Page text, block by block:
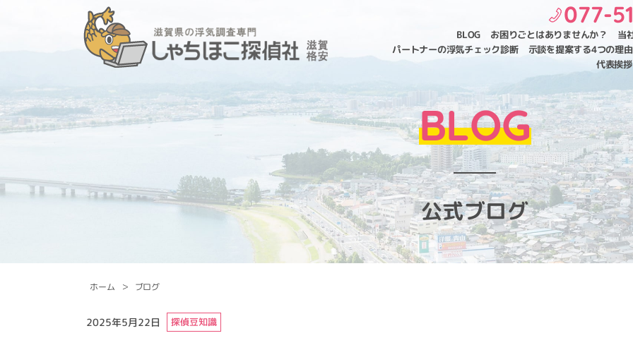
077-
BLOG お困りごとはありませんか？
当
パートナーの浮気チェック診断
示談を提案する4つの理由
代表挨拶
BLOG
公式ブログ
ホーム ブログ
2025年5月22日 探偵豆知識